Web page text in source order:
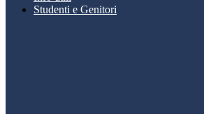
Studenti e Genitori